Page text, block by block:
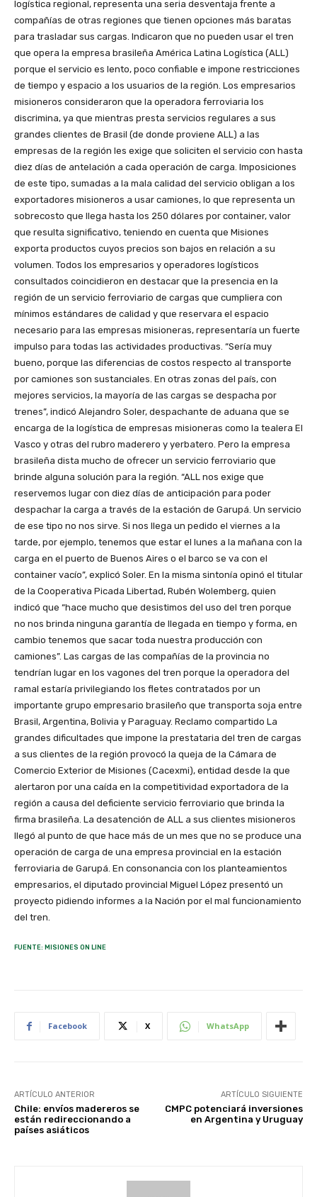
logística regional, representa una seria desventaja frente a
compañías de otras regiones que tienen opciones más baratas
para trasladar sus cargas. Indicaron que no pueden usar el tren
que opera la empresa brasileña América Latina Logística (ALL)
porque el servicio es lento, poco confiable e impone restricciones
de tiempo y espacio a los usuarios de la región. Los empresarios
misioneros consideraron que la operadora ferroviaria los
discrimina, ya que mientras presta servicios regulares a sus
grandes clientes de Brasil (de donde proviene ALL) a las
empresas de la región les exige que soliciten el servicio con hasta
diez días de antelación a cada operación de carga. Imposiciones
de este tipo, sumadas a la mala calidad del servicio obligan a los
exportadores misioneros a usar camiones, lo que representa un
sobrecosto que llega hasta los 250 dólares por container, valor
que resulta significativo, teniendo en cuenta que Misiones
exporta productos cuyos precios son bajos en relación a su
volumen. Todos los empresarios y operadores logísticos
consultados coincidieron en destacar que la presencia en la
región de un servicio ferroviario de cargas que cumpliera con
mínimos estándares de calidad y que reservara el espacio
necesario para las empresas misioneras, representaría un fuerte
impulso para todas las actividades productivas. “Sería muy
bueno, porque las diferencias de costos respecto al transporte
por camiones son sustanciales. En otras zonas del país, con
mejores servicios, la mayoría de las cargas se despacha por
trenes”, indicó Alejandro Soler, despachante de aduana que se
encarga de la logística de empresas misioneras como la tealera El
Vasco y otras del rubro maderero y yerbatero. Pero la empresa
brasileña dista mucho de ofrecer un servicio ferroviario que
brinde alguna solución para la región. “ALL nos exige que
reservemos lugar con diez días de anticipación para poder
despachar la carga a través de la estación de Garupá. Un servicio
de ese tipo no nos sirve. Si nos llega un pedido el viernes a la
tarde, por ejemplo, tenemos que estar el lunes a la mañana con la
carga en el puerto de Buenos Aires o el barco se va con el
container vacío”, explicó Soler. En la misma sintonía opinó el titular
de la Cooperativa Picada Libertad, Rubén Wolemberg, quien
indicó que “hace mucho que desistimos del uso del tren porque
no nos brinda ninguna garantía de llegada en tiempo y forma, en
cambio tenemos que sacar toda nuestra producción con
camiones”. Las cargas de las compañías de la provincia no
tendrían lugar en los vagones del tren porque la operadora del
ramal estaría privilegiando los fletes contratados por un
importante grupo empresario brasileño que transporta soja entre
Brasil, Argentina, Bolivia y Paraguay. Reclamo compartido La
grandes dificultades que impone la prestataria del tren de cargas
a sus clientes de la región provocó la queja de la Cámara de
Comercio Exterior de Misiones (Cacexmi), entidad desde la que
alertaron por una caída en la competitividad exportadora de la
región a causa del deficiente servicio ferroviario que brinda la
firma brasileña. La desatención de ALL a sus clientes misioneros
llegó al punto de que hace más de un mes que no se produce una
operación de carga de una empresa provincial en la estación
ferroviaria de Garupá. En consonancia con los planteamientos
empresarios, el diputado provincial Miguel López presentó un
proyecto pidiendo informes a la Nación por el mal funcionamiento
del tren.
FUENTE: MISIONES ON LINE
Facebook X WhatsApp
ARTÍCULO ANTERIOR
Chile: envíos madereros se
están redireccionando a
países asiáticos
ARTÍCULO SIGUIENTE
CMPC potenciará inversiones
en Argentina y Uruguay